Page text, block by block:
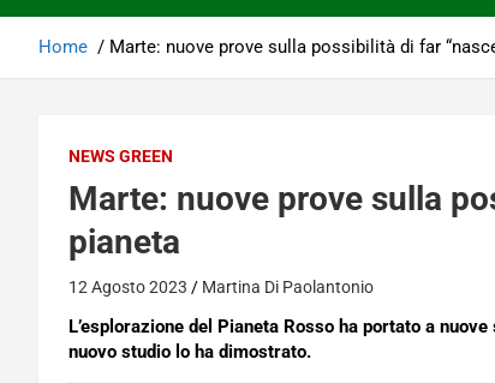
Home Marte: nuove prove sulla possibilità di far
NEWS GREEN
Marte: nuove prove sulla
pianeta
12 Agosto 2023 Martina Di Paolantonio
L’esplorazione del Pianeta Rosso ha portato a
nuovo studio lo ha dimostrato.